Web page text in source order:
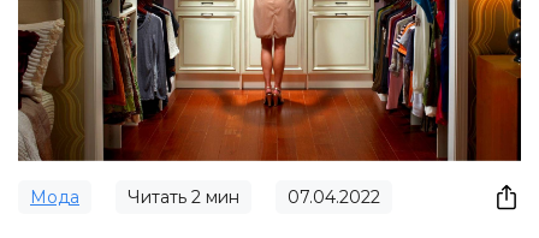
Мода Читать 2 мин 07.04.2022